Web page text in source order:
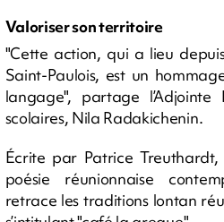
Valoriser son territoire
"Cette action, qui a lieu
Saint-Paulois, est un
langage", partage
scolaires, Nila Radakichenin.
Écrite par Patrice
poésie réunionnaise
retrace les traditions lontan